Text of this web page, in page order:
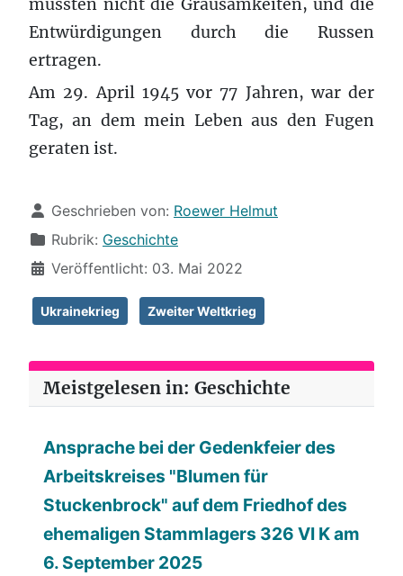
mussten nicht die Grausamkeiten, und die
Entwürdigungen durch die Russen
ertragen.
Am 29. April 1945 vor 77 Jahren, war der
Tag, an dem mein Leben aus den Fugen
geraten ist.
Details
Geschrieben von: Roewer Helmut
Rubrik: Geschichte
Veröffentlicht: 03. Mai 2022
Ukrainekrieg Zweiter Weltkrieg
Meistgelesen in: Geschichte
Ansprache bei der Gedenkfeier des
Arbeitskreises "Blumen für
Stuckenbrock" auf dem Friedhof des
ehemaligen Stammlagers 326 VI K am
6. September 2025